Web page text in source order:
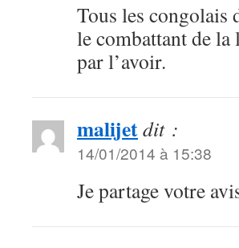
Tous les
le combattant de
par l’avoir.
malijetdit :
14/01/2014 à 15:38
Je partage votre